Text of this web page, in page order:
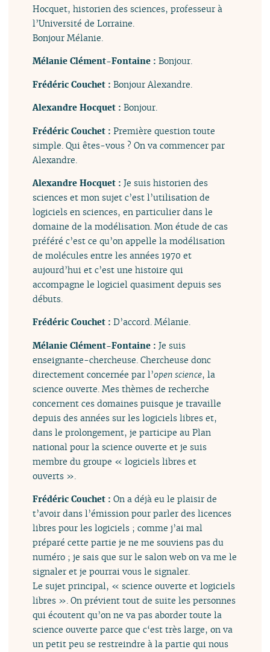
Hocquet, historien des sciences, professeur à
l’Université de Lorraine.
Bonjour Mélanie.
Mélanie Clément-Fontaine :Bonjour.
Frédéric Couchet :Bonjour Alexandre.
Alexandre Hocquet :Bonjour.
Frédéric Couchet :Première question toute
simple. Qui êtes-vous ? On va commencer par
Alexandre.
Alexandre Hocquet :Je suis historien des
sciences et mon sujet c’est l’utilisation de
logiciels en sciences, en particulier dans le
domaine de la modélisation. Mon étude de cas
préféré c’est ce qu’on appelle la modélisation
de molécules entre les années 1970 et
aujourd’hui et c’est une histoire qui
accompagne le logiciel quasiment depuis ses
débuts.
Frédéric Couchet :D’accord. Mélanie.
Mélanie Clément-Fontaine :Je suis
enseignante-chercheuse. Chercheuse donc
directement concernée par l’open science, la
science ouverte. Mes thèmes de recherche
concernent ces domaines puisque je travaille
depuis des années sur les logiciels libres et,
dans le prolongement, je participe au Plan
national pour la science ouverte et je suis
membre du groupe « logiciels libres et
ouverts ».
Frédéric Couchet :On a déjà eu le plaisir de
t’avoir dans l’émission pour parler des licences
libres pour les logiciels ; comme j’ai mal
préparé cette partie je ne me souviens pas du
numéro ; je sais que sur le salon web on va me le
signaler et je pourrai vous le signaler.
Le sujet principal, « science ouverte et logiciels
libres ». On prévient tout de suite les personnes
qui écoutent qu’on ne va pas aborder toute la
science ouverte parce que c‘est très large, on va
un petit peu se restreindre à la partie qui nous